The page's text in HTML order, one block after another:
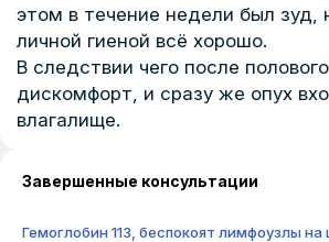
этом в течение недели был зуд,
личной гиеной всё хорошо.
В следствии чего после
дискомфорт, и сразу же опух
влагалище.
Завершенные консультации
Гемоглобин 113, беспокоят лимфоузлы на